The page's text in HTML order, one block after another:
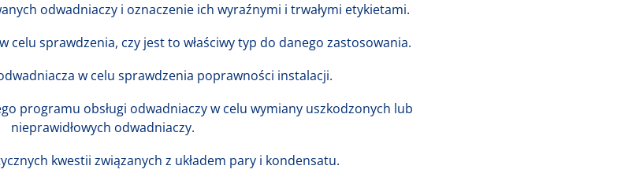
odwadniaczy i oznaczenie ich wyraźnymi i trwałymi etykietami.
celu sprawdzenia, czy jest to właściwy typ do danego zastosowania.
w celu sprawdzenia poprawności instalacji.
programu obsługi odwadniaczy w celu wymiany uszkodzonych lub
nieprawidłowych odwadniaczy.
kwestii związanych z układem pary i kondensatu.